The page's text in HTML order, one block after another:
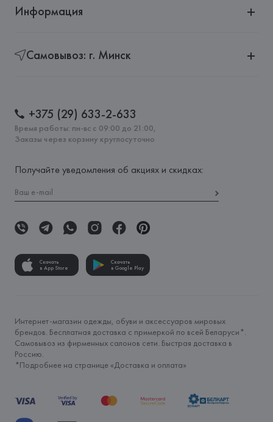
Информация
Самовывоз: г. Минск
+375 (29) 633-2-633
Время работы: пн-вс с 09:00 до 21:00,
Заказы через корзину круглосуточно
Получайте уведомления об акциях и скидках:
Скачать
в App Store
Скачать
в Google Play
Интернет-магазин одежды, обуви и аксессуаров мировых
брендов. Бесплатная доставка с примеркой по всей Беларуси*.
Самовывоз из фирменных салонов сети. Быстрая доставка в
Россию.
*Подробнее на странице «Доставка и оплата»